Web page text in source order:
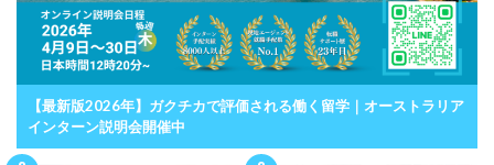
【最新版2026年】ガクチカで評価される働く留学｜オーストラリア
インターン説明会開催中